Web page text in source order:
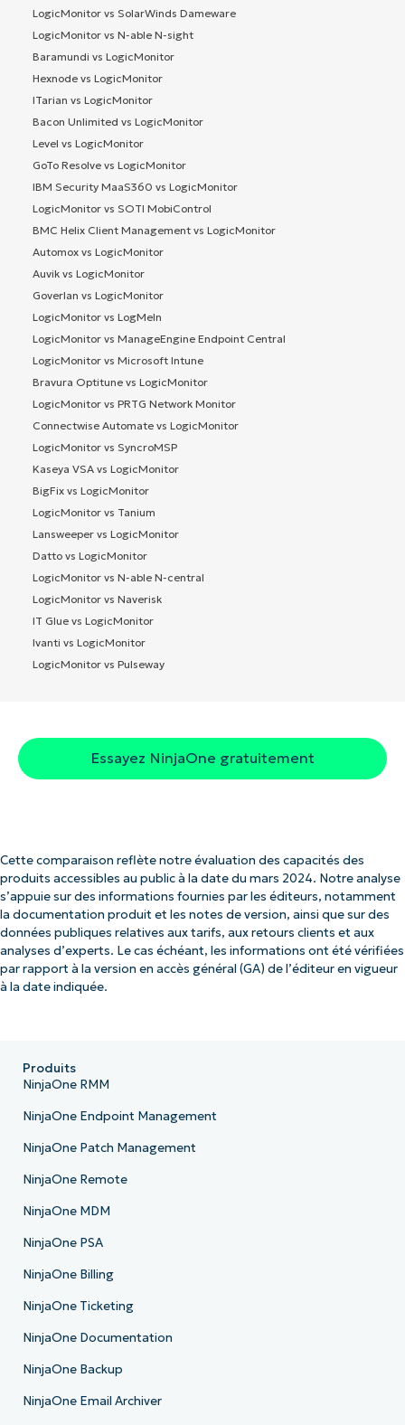
LogicMonitor vs SolarWinds Dameware
LogicMonitor vs N-able N-sight
Baramundi vs LogicMonitor
Hexnode vs LogicMonitor
ITarian vs LogicMonitor
Bacon Unlimited vs LogicMonitor
Level vs LogicMonitor
GoTo Resolve vs LogicMonitor
IBM Security MaaS360 vs LogicMonitor
LogicMonitor vs SOTI MobiControl
BMC Helix Client Management vs LogicMonitor
Automox vs LogicMonitor
Auvik vs LogicMonitor
Goverlan vs LogicMonitor
LogicMonitor vs LogMeIn
LogicMonitor vs ManageEngine Endpoint Central
LogicMonitor vs Microsoft Intune
Bravura Optitune vs LogicMonitor
LogicMonitor vs PRTG Network Monitor
Connectwise Automate vs LogicMonitor
LogicMonitor vs SyncroMSP
Kaseya VSA vs LogicMonitor
BigFix vs LogicMonitor
LogicMonitor vs Tanium
Lansweeper vs LogicMonitor
Datto vs LogicMonitor
LogicMonitor vs N-able N-central
LogicMonitor vs Naverisk
IT Glue vs LogicMonitor
Ivanti vs LogicMonitor
LogicMonitor vs Pulseway
Essayez NinjaOne gratuitement
Cette comparaison reflète notre évaluation des capacités des
produits accessibles au public à la date du mars 2024. Notre analyse
s’appuie sur des informations fournies par les éditeurs, notamment
la documentation produit et les notes de version, ainsi que sur des
données publiques relatives aux tarifs, aux retours clients et aux
analyses d’experts. Le cas échéant, les informations ont été vérifiées
par rapport à la version en accès général (GA) de l’éditeur en vigueur
à la date indiquée.
Produits
NinjaOne RMM
NinjaOne Endpoint Management
NinjaOne Patch Management
NinjaOne Remote
NinjaOne MDM
NinjaOne PSA
NinjaOne Billing
NinjaOne Ticketing
NinjaOne Documentation
NinjaOne Backup
NinjaOne Email Archiver